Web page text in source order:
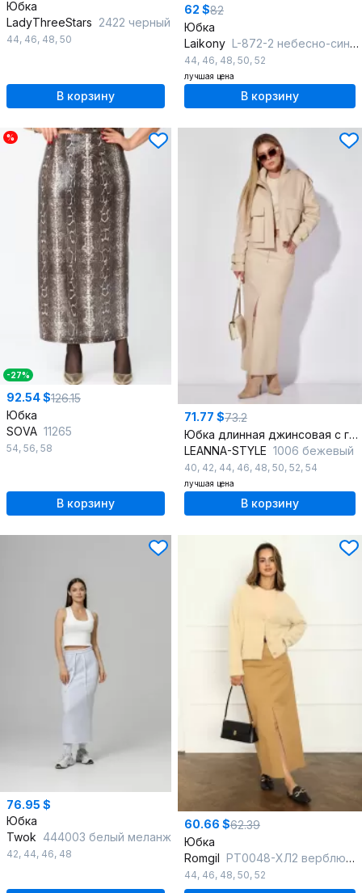
Юбка
LadyThreeStars 2422 черный
44, 46, 48, 50
В корзину
62 $82
Юбка
Laikony L-872-2 небесно-синий
44, 46, 48, 50, 52
лучшая цена
В корзину
%
-27%
92.54 $126.15
Юбка
SOVA 11265
54, 56, 58
В корзину
71.77 $73.2
Юбка длинная джинсовая с гульфиком и застежкой на пуговицу
LEANNA-STYLE 1006 бежевый
40, 42, 44, 46, 48, 50, 52, 54
лучшая цена
В корзину
76.95 $
Юбка
Twok 444003 белый меланж
42, 44, 46, 48
60.66 $62.39
Юбка
Romgil РТ0048-ХЛ2 верблюжий
44, 46, 48, 50, 52